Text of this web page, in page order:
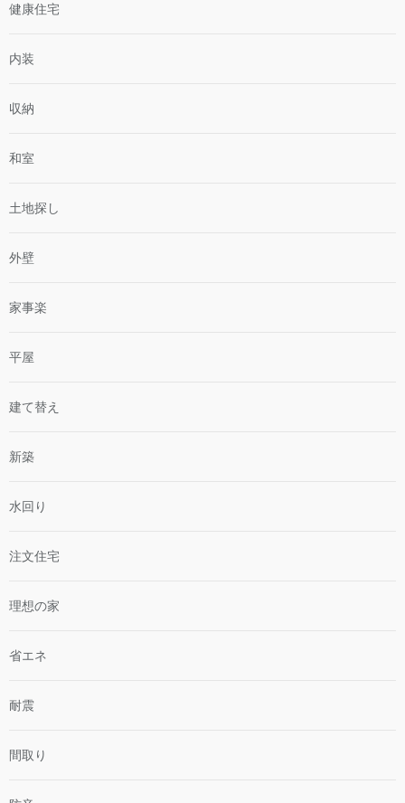
健康住宅
内装
収納
和室
土地探し
外壁
家事楽
平屋
建て替え
新築
水回り
注文住宅
理想の家
省エネ
耐震
間取り